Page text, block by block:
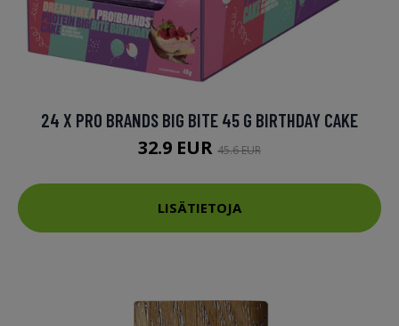
24 X PRO BRANDS BIG BITE 45 G BIRTHDAY CAKE
32.9 EUR 45.6 EUR
LISÄTIETOJA